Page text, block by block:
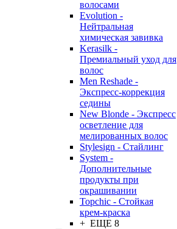
волосами
Evolution -
Нейтральная
химическая завивка
Kerasilk -
Премиальный уход для
волос
Men Reshade -
Экспресс-коррекция
седины
New Blonde - Экспресс
осветление для
мелированных волос
Stylesign - Стайлинг
System -
Дополнительные
продукты при
окрашивании
Topchic - Стойкая
крем-краска
+ ЕЩЕ 8